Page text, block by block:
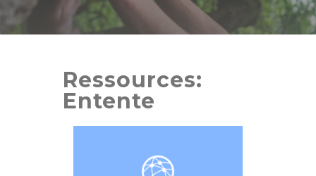
Ressources:
Entente